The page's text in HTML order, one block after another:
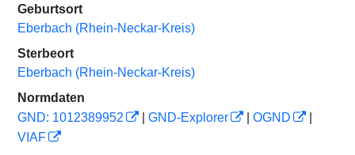
Geburtsort
Eberbach (Rhein-Neckar-Kreis)
Sterbeort
Eberbach (Rhein-Neckar-Kreis)
Normdaten
GND: 1012389952
GND-Explorer OGND
VIAF